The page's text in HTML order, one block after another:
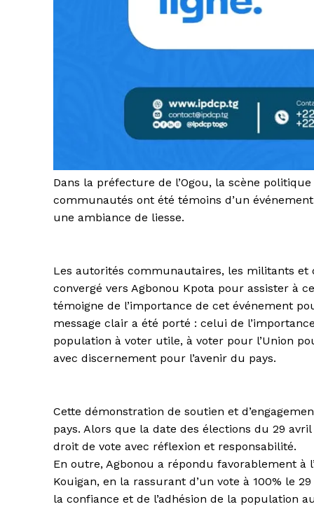
Dans la préfecture de l’Ogou, la scène
communautés ont été témoins d’un
une ambiance de liesse.
Les autorités communautaires, les militants
convergé vers Agbonou Kpota pour assister à
témoigne de l’importance de cet événement
message clair a été porté : celui de
population à voter utile, à voter pour l’Union
avec discernement pour l’avenir du pays.
Cette démonstration de soutien et
pays. Alors que la date des élections du 29
droit de vote avec réflexion et responsabilité.
En outre, Agbonou a répondu favorablement à
Kouigan, en la rassurant d’un vote à 100% le
la confiance et de l’adhésion de la population